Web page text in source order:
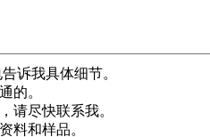
诉我具体细节。
的。
请尽快联系我。
料和样品。